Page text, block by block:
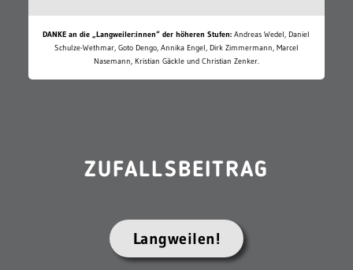
DANKE an die „Langweiler:innen“ der höheren Stufen: Andreas Wedel, Daniel
Schulze-Wethmar, Goto Dengo, Annika Engel, Dirk Zimmermann, Marcel
Nasemann, Kristian Gäckle und Christian Zenker.
ZUFALLSBEITRAG
Langweilen!